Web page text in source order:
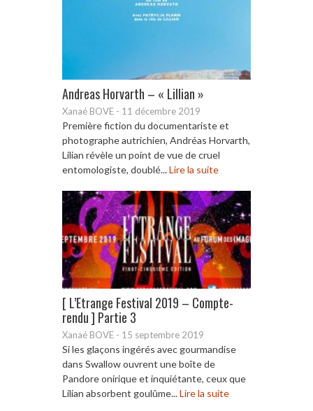
Andreas Horvarth – « Lillian »
Xanaé BOVE - 11 décembre 2019
Première fiction du documentariste et
photographe autrichien, Andréas Horvarth,
Lilian révèle un point de vue de cruel
entomologiste, doublé...Lire la suite
[ L’Etrange Festival 2019 – Compte-
rendu ] Partie 3
Xanaé BOVE - 15 septembre 2019
Si les glaçons ingérés avec gourmandise
dans Swallow ouvrent une boîte de
Pandore onirique et inquiétante, ceux que
Lilian absorbent goulûme...Lire la suite